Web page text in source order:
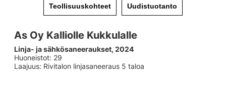
Teollisuuskohteet Uudistuotanto
As Oy Kalliolle Kukkulalle
Linja- ja sähkösaneeraukset, 2024
Huoneistot: 29
Laajuus: Rivitalon linjasaneeraus 5 taloa